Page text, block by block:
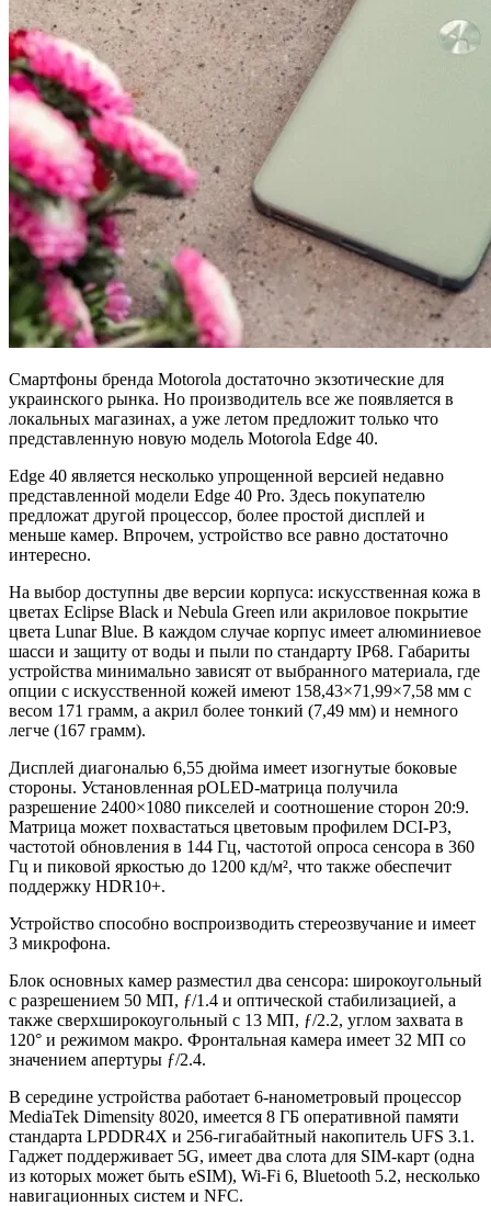
Смартфоны бренда Motorola достаточно экзотические для
украинского рынка. Но производитель все же появляется в
локальных магазинах, а уже летом предложит только что
представленную новую модель Motorola Edge 40.
Edge 40 является несколько упрощенной версией недавно
представленной модели Edge 40 Pro. Здесь покупателю
предложат другой процессор, более простой дисплей и
меньше камер. Впрочем, устройство все равно достаточно
интересно.
На выбор доступны две версии корпуса: искусственная кожа в
цветах Eclipse Black и Nebula Green или акриловое покрытие
цвета Lunar Blue. В каждом случае корпус имеет алюминиевое
шасси и защиту от воды и пыли по стандарту IP68. Габариты
устройства минимально зависят от выбранного материала, где
опции с искусственной кожей имеют 158,43×71,99×7,58 мм с
весом 171 грамм, а акрил более тонкий (7,49 мм) и немного
легче (167 грамм).
Дисплей диагональю 6,55 дюйма имеет изогнутые боковые
стороны. Установленная pOLED-матрица получила
разрешение 2400×1080 пикселей и соотношение сторон 20:9.
Матрица может похвастаться цветовым профилем DCI-P3,
частотой обновления в 144 Гц, частотой опроса сенсора в 360
Гц и пиковой яркостью до 1200 кд/м², что также обеспечит
поддержку HDR10+.
Устройство способно воспроизводить стереозвучание и имеет
3 микрофона.
Блок основных камер разместил два сенсора: широкоугольный
с разрешением 50 МП, ƒ/1.4 и оптической стабилизацией, а
также сверхширокоугольный с 13 МП, ƒ/2.2, углом захвата в
120° и режимом макро. Фронтальная камера имеет 32 МП со
значением апертуры ƒ/2.4.
В середине устройства работает 6-нанометровый процессор
MediaTek Dimensity 8020, имеется 8 ГБ оперативной памяти
стандарта LPDDR4X и 256-гигабайтный накопитель UFS 3.1.
Гаджет поддерживает 5G, имеет два слота для SIM-карт (одна
из которых может быть eSIM), Wi-Fi 6, Bluetooth 5.2, несколько
навигационных систем и NFC.